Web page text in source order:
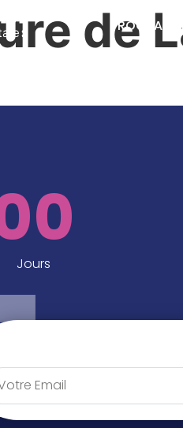
de
Jours